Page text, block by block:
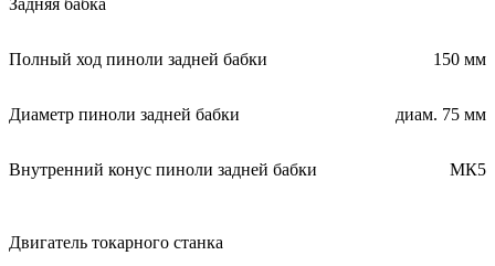
Полный ход пиноли задней бабки 150 мм
Диаметр пиноли задней бабки диам. 75 мм
Внутренний конус пиноли задней бабки MК5
Двигатель токарного станка